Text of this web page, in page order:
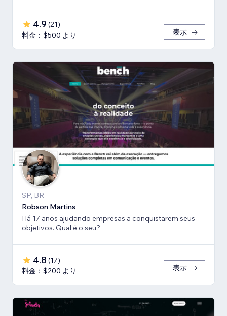
4.9 (21)
料金：$500 より
表示
SP, BR
Robson Martins
Há 17 anos ajudando empresas a conquistarem seus
objetivos. Qual é o seu?
4.8 (17)
料金：$200 より
表示